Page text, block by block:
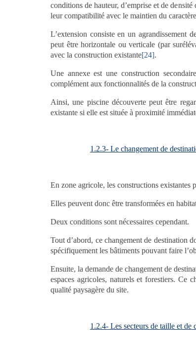
conditions de hauteur, d’emprise et de
leur compatibilité avec le maintien du
L’extension consiste en un agrandissement
peut être horizontale ou verticale (par
avec la construction existante[24].
Une annexe est une construction
complément aux fonctionnalités de la
Ainsi, une piscine découverte peut être
existante si elle est située à proximité
1.2.3- Le changement de
En zone agricole, les constructions existantes
Elles peuvent donc être transformées en
Deux conditions sont nécessaires cependant.
Tout d’abord, ce changement de destination
spécifiquement les bâtiments pouvant faire
Ensuite, la demande de changement de
espaces agricoles, naturels et forestiers. Ce
qualité paysagère du site.
1.2.4- Les secteurs de taille et